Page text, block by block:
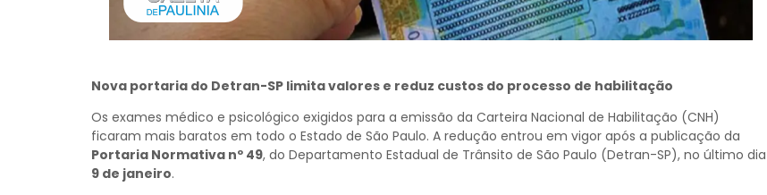
Nova portaria do Detran-SP limita valores e reduz custos do processo de habilitação
Os exames médico e psicológico exigidos para a emissão da Carteira Nacional de Habilitação (CNH)
ficaram mais baratos em todo o Estado de São Paulo. A redução entrou em vigor após a publicação da
Portaria Normativa nº 49, do Departamento Estadual de Trânsito de São Paulo (Detran-SP), no último dia
9 de janeiro.